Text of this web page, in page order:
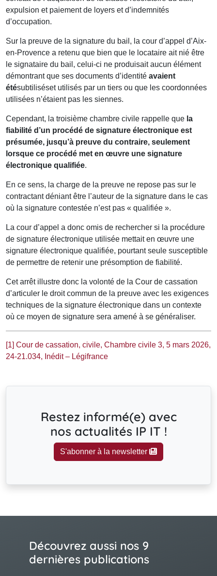
expulsion et paiement de loyers et d’indemnités
d’occupation.
Sur la preuve de la signature du bail, la cour d’appel d’Aix-
en-Provence a retenu que bien que le locataire ait nié être
le signataire du bail, celui-ci ne produisait aucun élément
démontrant que ses documents d’identité avaient
étésubtiliséset utilisés par un tiers ou que les coordonnées
utilisées n’étaient pas les siennes.
Cependant, la troisième chambre civile rappelle que la
fiabilité d’un procédé de signature électronique est
présumée, jusqu’à preuve du contraire, seulement
lorsque ce procédé met en œuvre une signature
électronique qualifiée.
En ce sens, la charge de la preuve ne repose pas sur le
contractant déniant être l’auteur de la signature dans le cas
où la signature contestée n’est pas « qualifiée ».
La cour d’appel a donc omis de rechercher si la procédure
de signature électronique utilisée mettait en œuvre une
signature électronique qualifiée, pourtant seule susceptible
de permettre de retenir une présomption de fiabilité.
Cet arrêt illustre donc la volonté de la Cour de cassation
d’articuler le droit commun de la preuve avec les exigences
techniques de la signature électronique dans un contexte
où ce moyen de signature sera amené à se généraliser.
[1] Cour de cassation, civile, Chambre civile 3, 5 mars 2026,
24-21.034, Inédit – Légifrance
Restez informé(e) avec
nos actualités IP IT !
S'abonner à la newsletter
Découvrez aussi nos 9
dernières publications